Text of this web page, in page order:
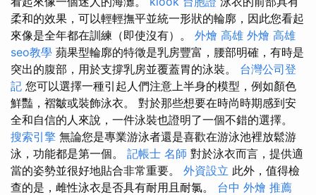
柔和的效果，可以輕輕撫平並統一形狀的輪廓，因此您看起
來像是全年都在訓練（即使沒有）。 外燴 高雄 外燴 高雄
seo教學 蘋果型輪廓的特徵是乳房豐富，腰部明確，有時是
突出的腹部，用於支撐乳房並覆蓋胃的泳裝。 台灣公司登
記 您可以選擇一種引起人們注意上半身的模型，例如顏色
鮮豔，褶皺或裝飾泳衣。 對於那些想要在時尚時期感到安
全和自信的人來說，一件泳裝也證明了一個不錯的選擇。
搜索引擎 無論您是專業游泳者還是喜歡在游泳池裡放鬆游
泳，功能都是第一個。 記帳士 名師 對於泳衣而言，提供適
當的姿勢並很好地貼合非常重要。 外資設立 此外，值得檢
查的是，雌性泳衣是否具有耐用且耐氯。 台中 外燴 推薦